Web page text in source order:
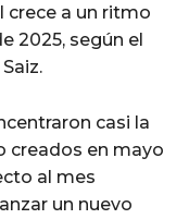
crece a un ritmo
2025, según el
casi la
creados en mayo
al mes
un nuevo